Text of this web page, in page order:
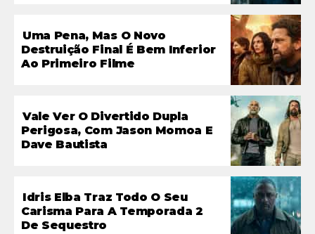
Uma Pena, Mas O Novo
Destruição Final É Bem Inferior
Ao Primeiro Filme
Vale Ver O Divertido Dupla
Perigosa, Com Jason Momoa E
Dave Bautista
Idris Elba Traz Todo O Seu
Carisma Para A Temporada 2
De Sequestro